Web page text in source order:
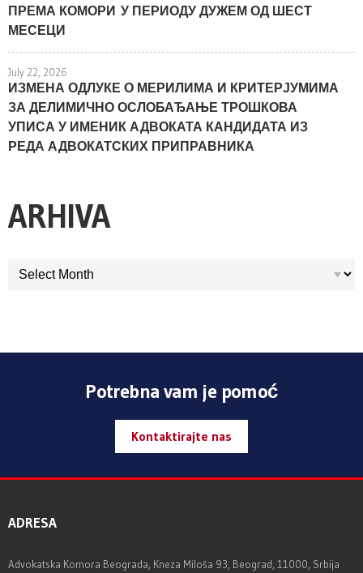
ПРЕМА КОМОРИ У ПЕРИОДУ ДУЖЕМ ОД ШЕСТ
МЕСЕЦИ
July 22, 2026
ИЗМЕНА ОДЛУКЕ О МЕРИЛИМА И КРИТЕРЈУМИМА
ЗА ДЕЛИМИЧНО ОСЛОБАЂАЊЕ ТРОШКОВА
УПИСА У ИМЕНИК АДВОКАТА КАНДИДАТА ИЗ
РЕДА АДВОКАТСКИХ ПРИПРАВНИКА
ARHIVA
ARHIVA
Potrebna vam je pomoć
Kontaktirajte nas
ADRESA
Advokatska Komora Beograda, Kneza Miloša 93, Beograd, 11000, Srbija